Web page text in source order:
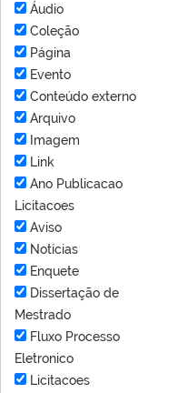
Áudio
Coleção
Página
Evento
Conteúdo externo
Arquivo
Imagem
Link
Ano Publicacao
Licitacoes
Aviso
Notícias
Enquete
Dissertação de
Mestrado
Fluxo Processo
Eletronico
Licitacoes